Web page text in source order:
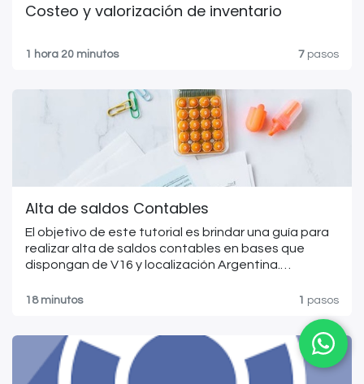
Costeo y valorización de inventario
1 hora 20 minutos 7 pasos
Alta de saldos Contables
El objetivo de este tutorial es brindar una guía para
realizar alta de saldos contables en bases que
dispongan de V16 y localización Argentina.
de otra versión o localización, no dude en consultar
18 minutos 1 pasos